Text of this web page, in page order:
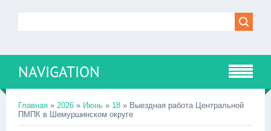
NAVIGATION
Главная » 2026 » Июнь » 18 » Выездная работа Центральной
ПМПК в Шемуршинском округе